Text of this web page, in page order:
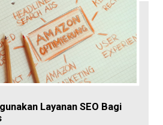
Layanan SEO Bagi